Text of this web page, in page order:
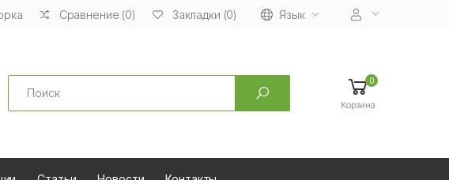
Сравнение (0) Закладки (0) Язык
Search 0
Корзина